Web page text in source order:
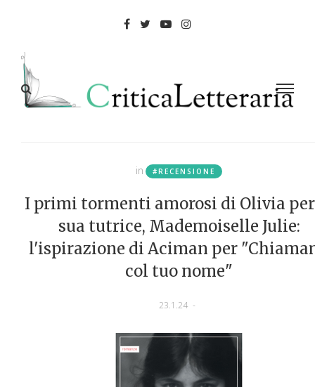
in #RECENSIONE
I primi tormenti amorosi di Olivia
sua tutrice, Mademoiselle Julie:
l'ispirazione di Aciman per
col tuo nome"
23.1.24 -